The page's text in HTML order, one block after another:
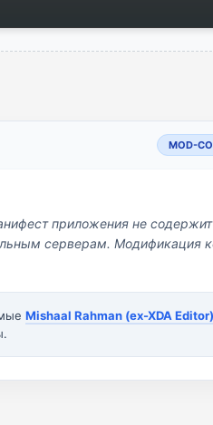
MOD-
приложения не содержит
серверам. Модификация
Mishaal Rahman (ex-XDA Editor)